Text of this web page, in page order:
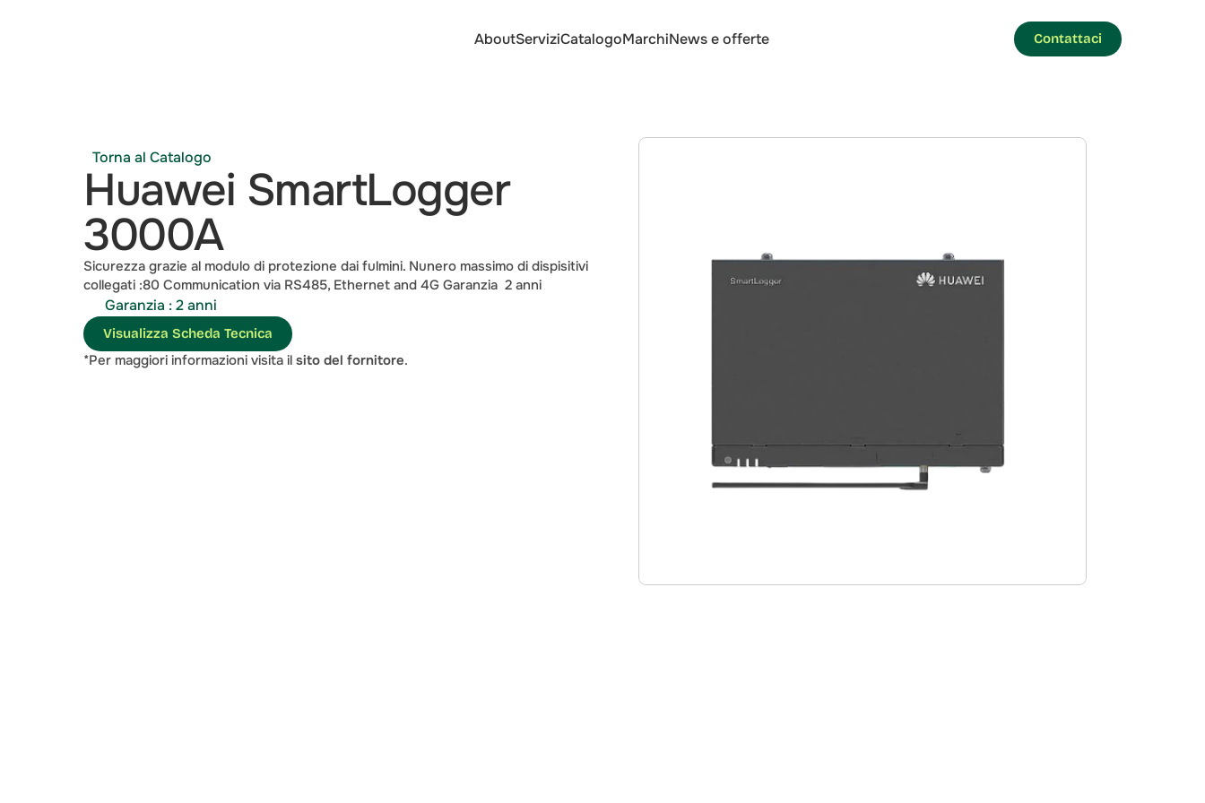
AboutServiziCatalogoMarchiNews e offerte Contattaci
Torna al Catalogo
Huawei SmartLogger
3000A
Sicurezza grazie al modulo di protezione dai fulmini. Nunero massimo di dispisitivi
collegati :80 Communication via RS485, Ethernet and 4G Garanzia  2 anni
Garanzia : 2 anni
Visualizza Scheda Tecnica
*Per maggiori informazioni visita il sito del fornitore.